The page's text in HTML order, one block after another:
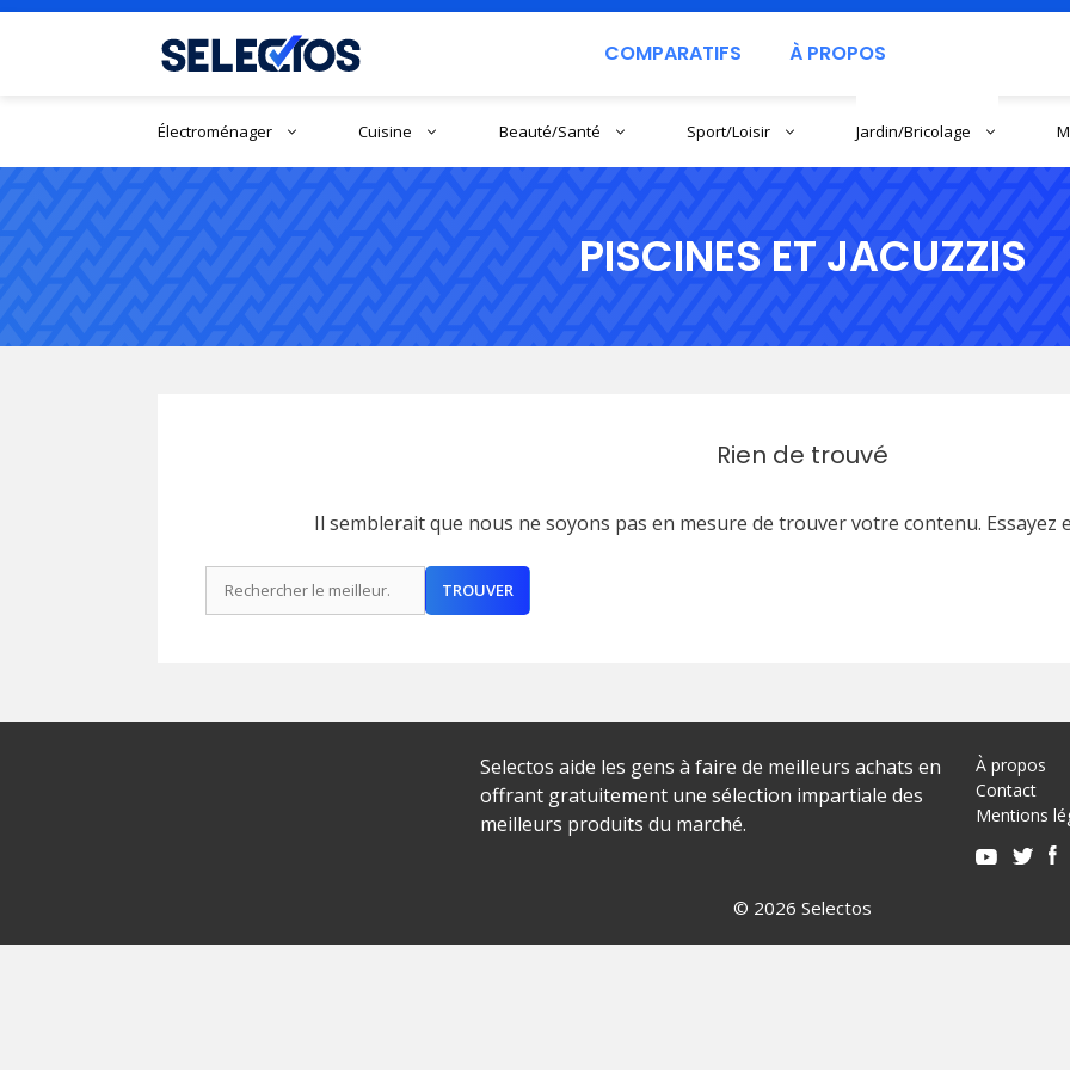
COMPARATIFS À PROPOS
Électroménager Cuisine Beauté/Santé Sport/Loisir Jardin/Bricolage
PISCINES ET JACUZZIS
Rien de trouvé
Il semblerait que nous ne soyons pas en mesure de trouver votre contenu. Essayez
Rechercher : TROUVER
Selectos aide les gens à faire de meilleurs achats en
offrant gratuitement une sélection impartiale des
meilleurs produits du marché.
À propos
Contact
Mentions
© 2026 Selectos